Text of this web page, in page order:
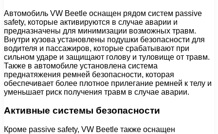
Автомобиль VW Beetle оснащен рядом систем passivе
safety, которые активируются в случае аварии и
предназначены для минимизации возможных травм.
Внутри кузова установлены подушки безопасности для
водителя и пассажиров, которые срабатывают при
сильном ударе и защищают голову и туловище от травм.
Также в автомобиле установлена система
преднатяжения ремней безопасности, которая
обеспечивает более плотное прилегание ремней к телу и
уменьшает риск получения травм в случае аварии.
Активные системы безопасности
Кроме passivе safety, VW Beetle также оснащен